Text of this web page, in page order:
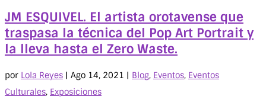
JM ESQUIVEL. El artista orotavense que
traspasa la técnica del Pop Art Portrait y
la lleva hasta el Zero Waste.
por Lola Reyes | Ago 14, 2021 | Blog, Eventos, Eventos
Culturales, Exposiciones